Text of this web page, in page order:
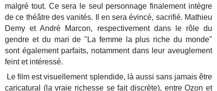
malgré tout. Ce sera le seul personnage finalement intègre
de ce théâtre des vanités. Il en sera évincé, sacrifié. Mathieu
Demy et André Marcon, respectivement dans le rôle du
gendre et du mari de "La femme la plus riche du monde"
sont également parfaits, notamment dans leur aveuglement
feint et intéressé.
Le film est visuellement splendide, là aussi sans jamais être
caricatural (la vraie richesse se fait discrète), entre Ozon et